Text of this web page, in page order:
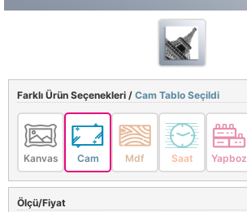
Farklı Ürün Seçenekleri / Cam Tablo Seçildi
Kanvas Cam Mdf Saat Yapboz
Ölçü/Fiyat